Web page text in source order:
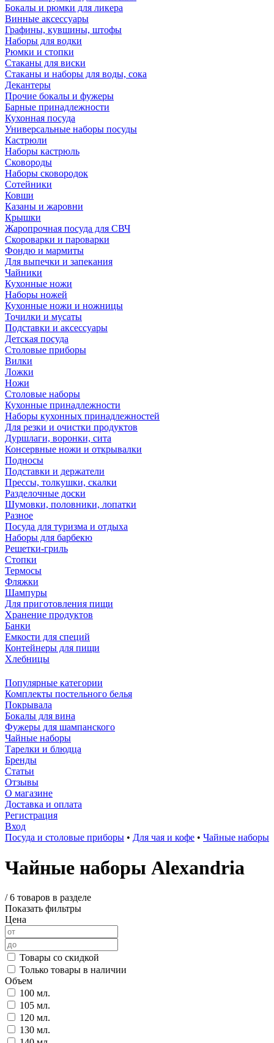
Бокалы и рюмки для ликера
Винные аксессуары
Графины, кувшины, штофы
Наборы для водки
Рюмки и стопки
Стаканы для виски
Стаканы и наборы для воды, сока
Декантеры
Прочие бокалы и фужеры
Барные принадлежности
Кухонная посуда
Универсальные наборы посуды
Кастрюли
Наборы кастрюль
Сковороды
Наборы сковородок
Сотейники
Ковши
Казаны и жаровни
Крышки
Жаропрочная посуда для СВЧ
Скороварки и пароварки
Фондю и мармиты
Для выпечки и запекания
Чайники
Кухонные ножи
Наборы ножей
Кухонные ножи и ножницы
Точилки и мусаты
Подставки и аксессуары
Детская посуда
Столовые приборы
Вилки
Ложки
Ножи
Столовые наборы
Кухонные принадлежности
Наборы кухонных принадлежностей
Для резки и очистки продуктов
Дуршлаги, воронки, сита
Консервные ножи и открывалки
Подносы
Подставки и держатели
Прессы, толкушки, скалки
Разделочные доски
Шумовки, половники, лопатки
Разное
Посуда для туризма и отдыха
Наборы для барбекю
Решетки-гриль
Стопки
Термосы
Фляжки
Шампуры
Для приготовления пищи
Хранение продуктов
Банки
Емкости для специй
Контейнеры для пищи
Хлебницы
Популярные категории
Комплекты постельного белья
Покрывала
Бокалы для вина
Фужеры для шампанского
Чайные наборы
Тарелки и блюдца
Бренды
Статьи
Отзывы
О магазине
Доставка и оплата
Регистрация
Вход
Посуда и столовые приборы • Для чая и кофе • Чайные наборы
Чайные наборы Alexandria
/6 товаров в разделе
Показать фильтры
Цена
Товары со скидкой
Только товары в наличии
Объем
100 мл.
105 мл.
120 мл.
130 мл.